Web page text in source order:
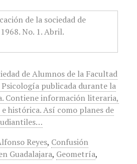
de Alumnos de la Facultad
publicada durante la
Contiene información literaria,
histórica. Así como planes de
Reyes, Confusión
Guadalajara, Geometría,